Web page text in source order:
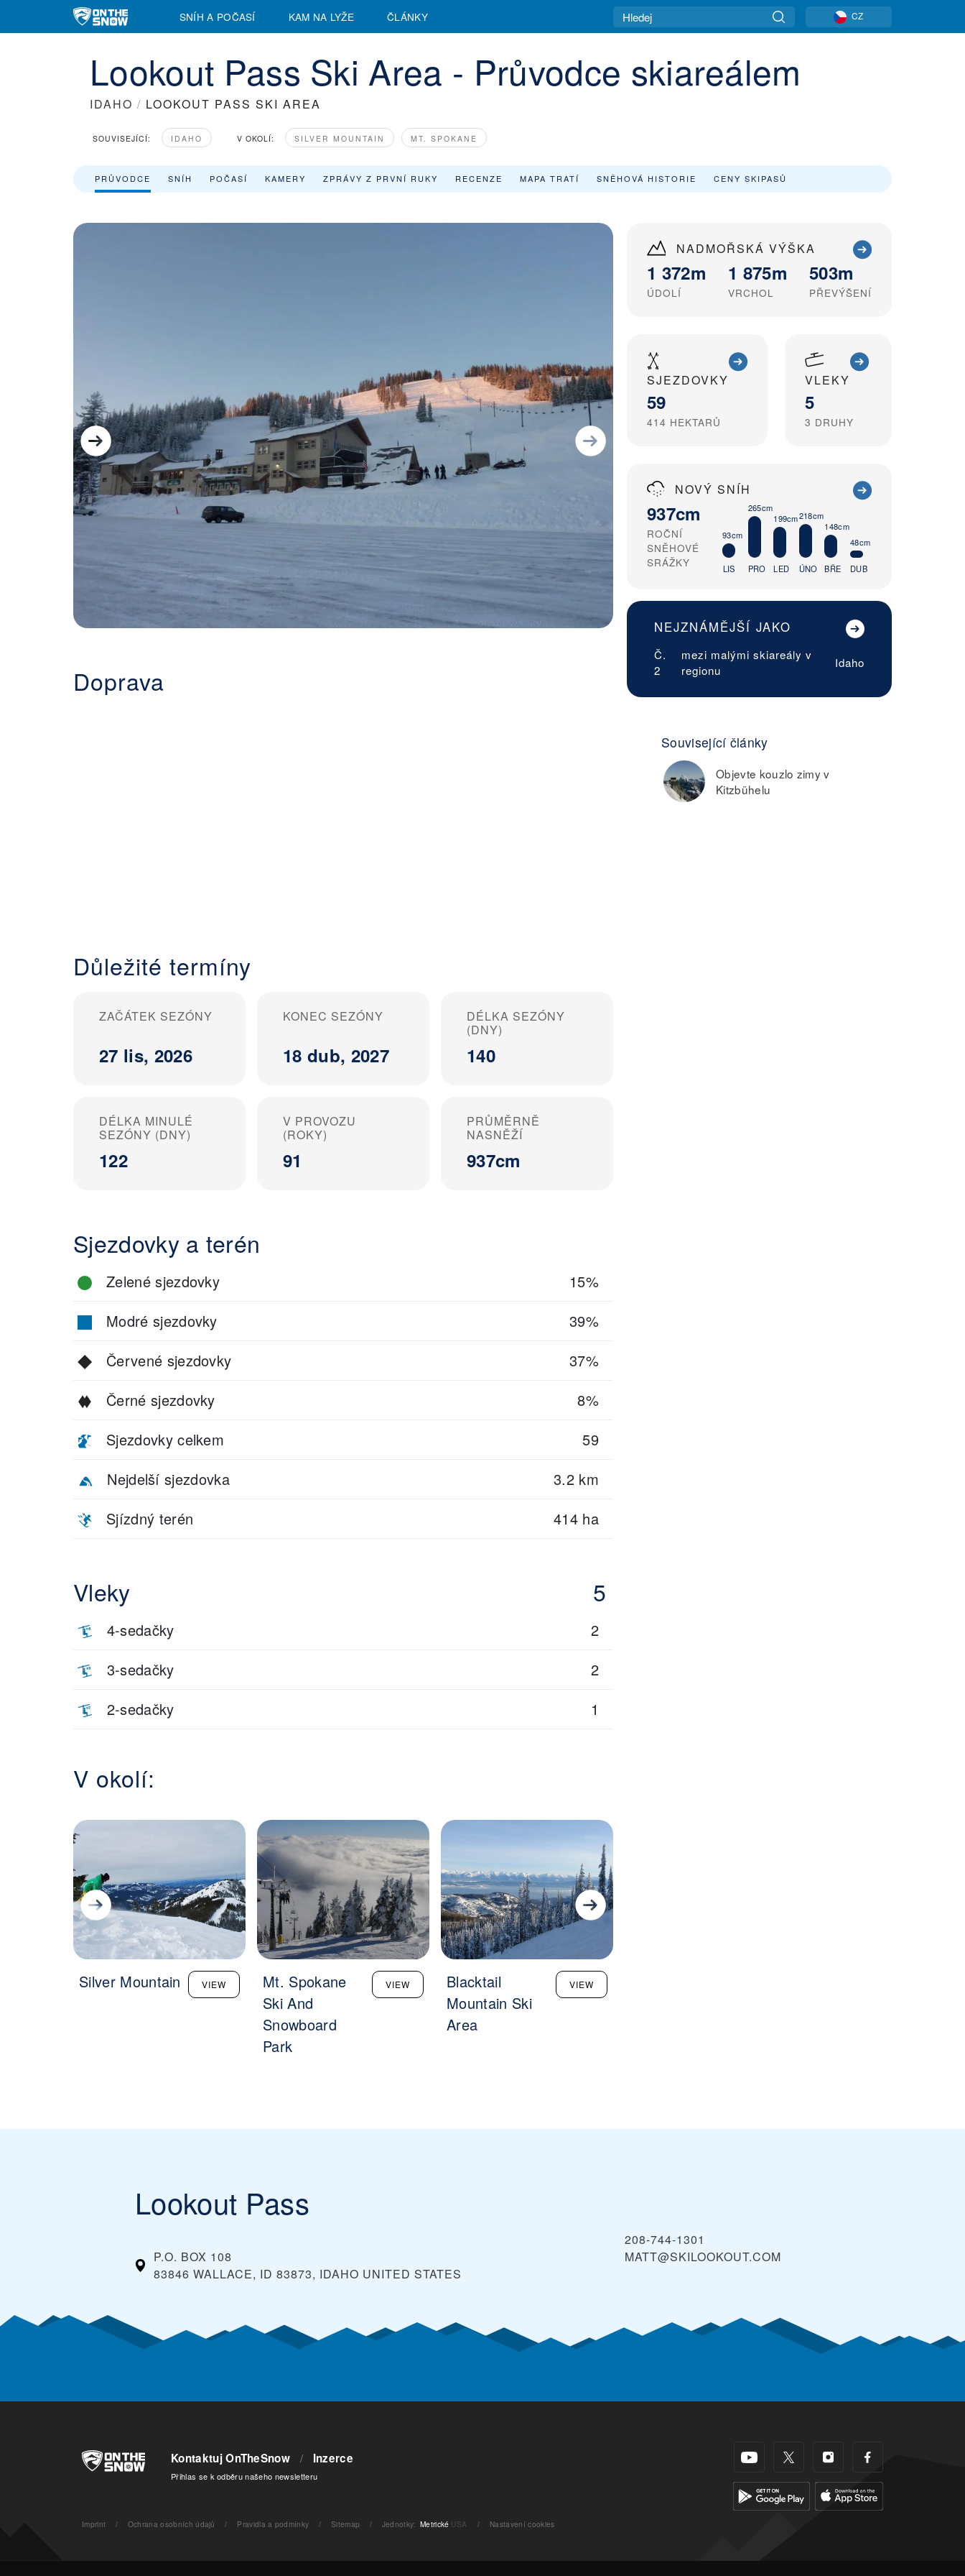
SNÍH A POČASÍ KAM NA LYŽE ČLÁNKY CZ
Lookout Pass Ski Area - Průvodce skiareálem
IDAHO / LOOKOUT PASS SKI AREA
SOUVISEJÍCÍ: IDAHO V OKOLÍ: SILVER MOUNTAIN MT. SPOKANE
PRŮVODCE SNÍH POČASÍ KAMERY ZPRÁVY Z PRVNÍ RUKY RECENZE MAPA TRATÍ SNĚHOVÁ HISTORIE CENY SKIPASŮ
NADMOŘSKÁ VÝŠKA
1 372m
ÚDOLÍ
1 875m
VRCHOL
503m
PŘEVÝŠENÍ
SJEZDOVKY
59
414 HEKTARŮ
VLEKY
5
3 DRUHY
NOVÝ SNÍH
937cm
ROČNÍ
SNĚHOVÉ
SRÁŽKY
93cm
LIS
265cm
PRO
199cm
LED
218cm
ÚNO
148cm
BŘE
48cm
DUB
NEJZNÁMĚJŠÍ JAKO
Č.
2
mezi malými skiareály v
regionu
Idaho
Související články
Objevte kouzlo zimy v
Kitzbühelu
Doprava
Důležité termíny
ZAČÁTEK SEZÓNY
27 lis, 2026
KONEC SEZÓNY
18 dub, 2027
DÉLKA SEZÓNY
(DNY)
140
DÉLKA MINULÉ
SEZÓNY (DNY)
122
V PROVOZU
(ROKY)
91
PRŮMĚRNĚ
NASNĚŽÍ
937cm
Sjezdovky a terén
Zelené sjezdovky
15%
Modré sjezdovky
39%
Červené sjezdovky
37%
Černé sjezdovky
8%
Sjezdovky celkem
59
Nejdelší sjezdovka
3.2 km
Sjízdný terén
414 ha
Vleky 5
4-sedačky
2
3-sedačky
2
2-sedačky
1
V okolí:
Silver Mountain VIEW
Mt. Spokane
Ski And
Snowboard
Park
VIEW
Blacktail
Mountain Ski
Area
VIEW
Lookout Pass
P.O. BOX 108
83846 WALLACE, ID 83873, IDAHO UNITED STATES
208-744-1301
MATT@SKILOOKOUT.COM
Kontaktuj OnTheSnow / Inzerce
Přihlas se k odběru našeho newsletteru
Imprint / Ochrana osobních údajů / Pravidla a podmínky / Sitemap / Jednotky: Metrické USA / Nastavení cookies
Lookout Pass Ski Area Lyžařské středisko | Sjezdovky a vleky | Lyžování Lookout Pass Ski Area |